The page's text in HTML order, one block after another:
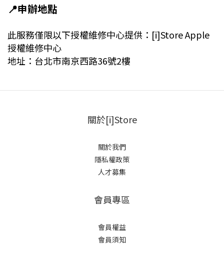
📍申辦地點
此服務僅限以下授權維修中心提供：[i]Store Apple
授權維修中心
地址：台北市南京西路36號2樓
關於[i]Store
關於我們
隱私權政策
人才募集
會員專區
會員權益
會員須知